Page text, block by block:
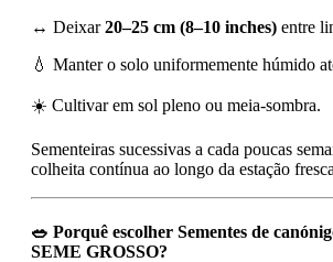
↔️ Deixar20–25 cm (8–10 inches) entre
💧 Manter o solo uniformemente húmido
☀️ Cultivar em sol pleno ou meia-sombra.
Sementeiras sucessivas a cada poucas
colheita contínua ao longo da estação
🥗 Porquê escolher Sementes de
SEME GROSSO?